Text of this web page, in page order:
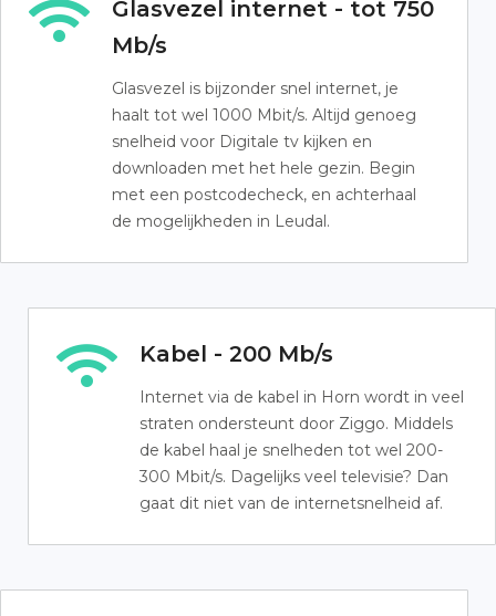
Glasvezel internet - tot 750
Mb/s
Glasvezel is bijzonder snel internet, je
haalt tot wel 1000 Mbit/s. Altijd genoeg
snelheid voor Digitale tv kijken en
downloaden met het hele gezin. Begin
met een postcodecheck, en achterhaal
de mogelijkheden in Leudal.
Kabel - 200 Mb/s
Internet via de kabel in Horn wordt in veel
straten ondersteunt door Ziggo. Middels
de kabel haal je snelheden tot wel 200-
300 Mbit/s. Dagelijks veel televisie? Dan
gaat dit niet van de internetsnelheid af.